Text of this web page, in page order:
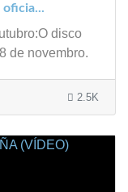
oficia...
disco
de novembro.
2.5K